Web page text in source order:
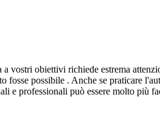
obiettivi richiede estrema
possibile . Anche se praticare
professionali può essere molto più